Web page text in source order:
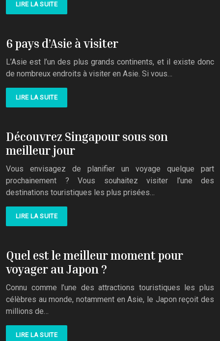
LIRE LA SUITE
6 pays d’Asie à visiter
L’Asie est l’un des plus grands continents, et il existe donc
de nombreux endroits à visiter en Asie. Si vous…
LIRE LA SUITE
Découvrez Singapour sous son
meilleur jour
Vous envisagez de planifier un voyage quelque part
prochainement ? Vous souhaitez visiter l’une des
destinations touristiques les plus prisées…
LIRE LA SUITE
Quel est le meilleur moment pour
voyager au Japon ?
Connu comme l’une des attractions touristiques les plus
célèbres au monde, notamment en Asie, le Japon reçoit des
millions de…
LIRE LA SUITE